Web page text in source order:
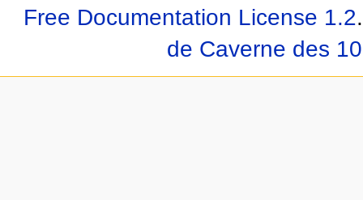
Free Documentation License 1.2.
de Caverne des